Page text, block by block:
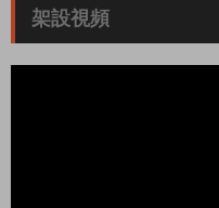
架設視頻